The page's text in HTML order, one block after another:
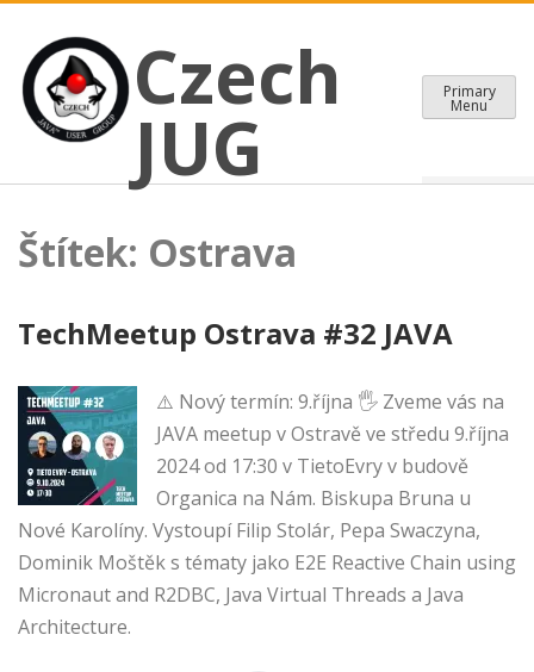
content
Czech JUG
CZECH JAVA USER GROUP
Czech
JUG
Primary
Menu
Štítek: Ostrava
TechMeetup Ostrava #32 JAVA
⚠️ Nový termín: 9.října 🖐 Zveme vás na
JAVA meetup v Ostravě ve středu 9.října
2024 od 17:30 v TietoEvry v budově
Organica na Nám. Biskupa Bruna u
Nové Karolíny. Vystoupí Filip Stolár, Pepa Swaczyna,
Dominik Moštěk s tématy jako E2E Reactive Chain using
Micronaut and R2DBC, Java Virtual Threads a Java
Architecture.